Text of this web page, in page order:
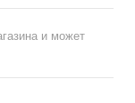
и может